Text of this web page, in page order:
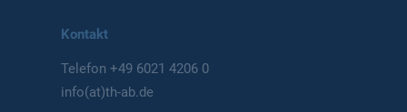
Kontakt
Telefon+49 6021 4206 0
info(at)th-ab.de